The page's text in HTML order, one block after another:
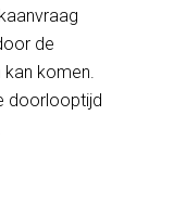
de
komen.
doorlooptijd